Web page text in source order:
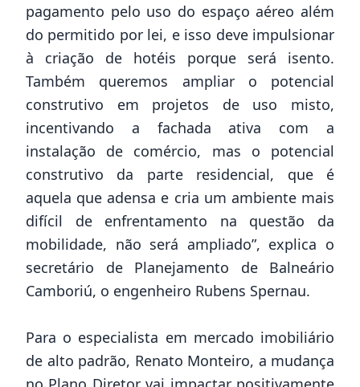
pagamento pelo uso do espaço aéreo além
do permitido por lei, e isso deve impulsionar
à criação de hotéis porque será isento.
Também queremos ampliar o potencial
construtivo em projetos de uso misto,
incentivando a fachada ativa com a
instalação de comércio, mas o potencial
construtivo da parte residencial, que é
aquela que adensa e cria um ambiente mais
difícil de enfrentamento na questão da
mobilidade, não será ampliado”, explica o
secretário de Planejamento de Balneário
Camboriú, o engenheiro Rubens Spernau.
Para o especialista em mercado imobiliário
de alto padrão, Renato Monteiro, a mudança